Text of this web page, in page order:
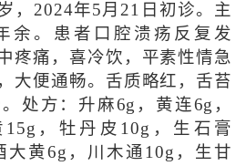
，2024年5月21日初诊。主
余。患者口腔溃疡反复发
疼痛，喜冷饮，平素性情急
大便通畅。舌质略红，舌苔
处方：升麻6g，黄连6g，
，牡丹皮10g，生石膏
大黄6g，川木通10g，生甘